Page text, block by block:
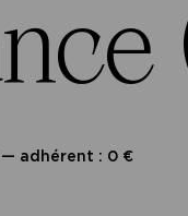
adhérent : 0 €